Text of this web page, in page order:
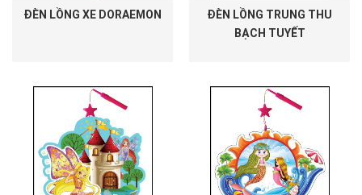
ĐÈN LỒNG XE DORAEMON
ĐÈN LỒNG TRUNG THU
BẠCH TUYẾT